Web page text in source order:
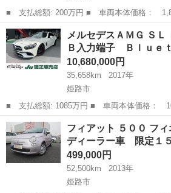
■ 支払総額: 200万円 ■ 車両本体価格： 1,850,000 円 ■ メーカー
名： 三菱ふそう ■ 車種名： キャンタ
キャブ ロング 高床 シートヒーター エア
ング パワ...
兵庫 姫路市
メルセデスＡＭＧ Ｓ
Ｂ入力端子 Ｂｌｕｅ
10,680,000円
35,658km
2017年
姫路市
■ 支払総額: 1085万円 ■ 車両本体価格： 10,680,000 円 ■ メーカ
ー名： メルセデスＡＭＧ ■ 車種名： Ｓ
Ｌ６３ ＣＤ ＵＳＢ入力端子 Ｂｌｕｅｔ
メラ オ...
兵庫 姫路市
フィアット ５００ フ
ディーラー車 限定１
499,000円
52,500km
2013年
姫路市